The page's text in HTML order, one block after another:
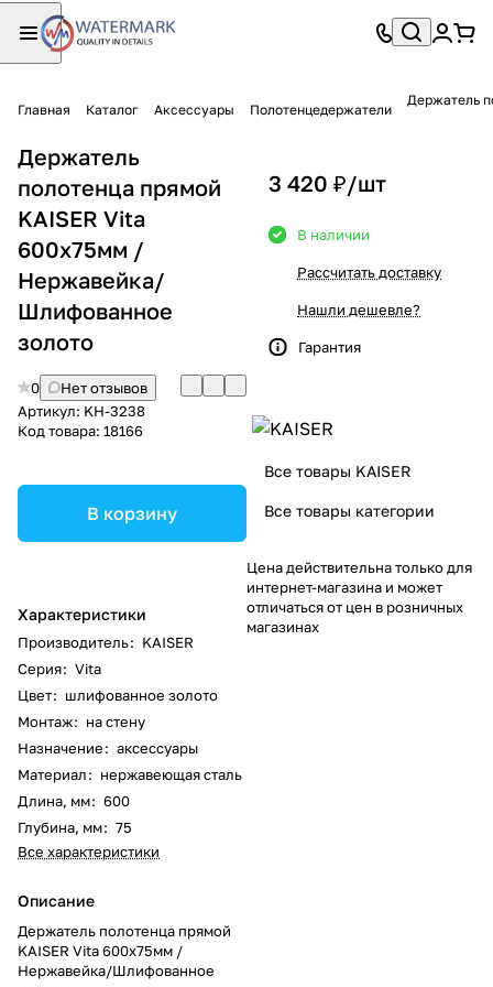
Главная Каталог Аксессуары Полотенцедержатели
Держатель
Держатель
полотенца прямой
KAISER Vita
600х75мм /
Нержавейка/
Шлифованное
золото
0
Нет отзывов
Артикул: KH-3238
Код товара: 18166
В корзину
Характеристики
Производитель: KAISER
Серия: Vita
Цвет: шлифованное золото
Монтаж: на стену
Назначение: аксессуары
Материал: нержавеющая сталь
Длина, мм: 600
Глубина, мм: 75
Все характеристики
Описание
Держатель полотенца прямой
KAISER Vita 600х75мм /
Нержавейка/Шлифованное
3 420 ₽/шт
В наличии
Рассчитать доставку
Нашли дешевле?
Гарантия
Все товары KAISER
Все товары категории
Цена действительна только для
интернет-магазина и может
отличаться от цен в розничных
магазинах